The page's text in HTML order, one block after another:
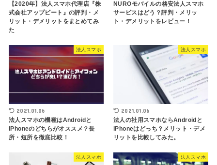
【2020年】法人スマホ代理店『株
式会社アップビート』の評判・メ
リット・デメリットをまとめてみ
た
NUROモバイルの格安法人スマホ
サービスはどう？評判・メリッ
ト・デメリットをレビュー！
法人スマホ
2021.01.06
法人スマホの機種はAndroidと
iPhoneのどちらがオススメ？長
所・短所を徹底比較！
法人スマホ
2021.01.06
法人の社用スマホならAndroidと
iPhoneはどっち？メリット・デメ
リットを比較してみた。
法人スマホ 法人スマホ